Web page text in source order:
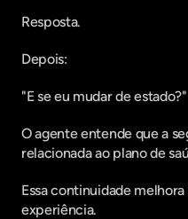
Resposta.
Depois:
"E se eu mudar de estado?"
O agente entende que a
relacionada ao plano de
Essa continuidade
experiência.